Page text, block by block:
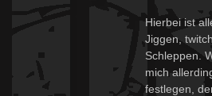
Hierbei ist
Jiggen,
Schleppen.
mich
festlegen,